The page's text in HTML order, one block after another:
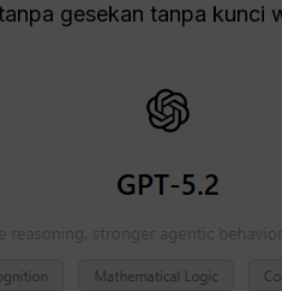
gesekan tanpa kunci